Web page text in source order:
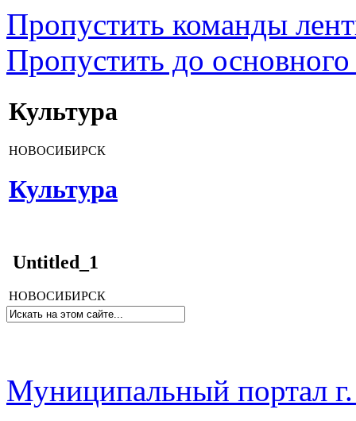
Пропустить команды
Пропустить до основного
Культура
НОВОСИБИРСК
Культура
Untitled_1
НОВОСИБИРСК
Муниципальный портал